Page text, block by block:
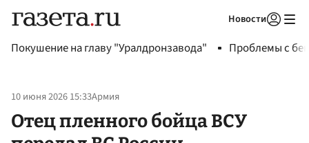
Новости
Покушение на главу "Уралдронзавода" Проблемы с
10 июня 2026 15:33Армия
Отец пленного бойца ВСУ